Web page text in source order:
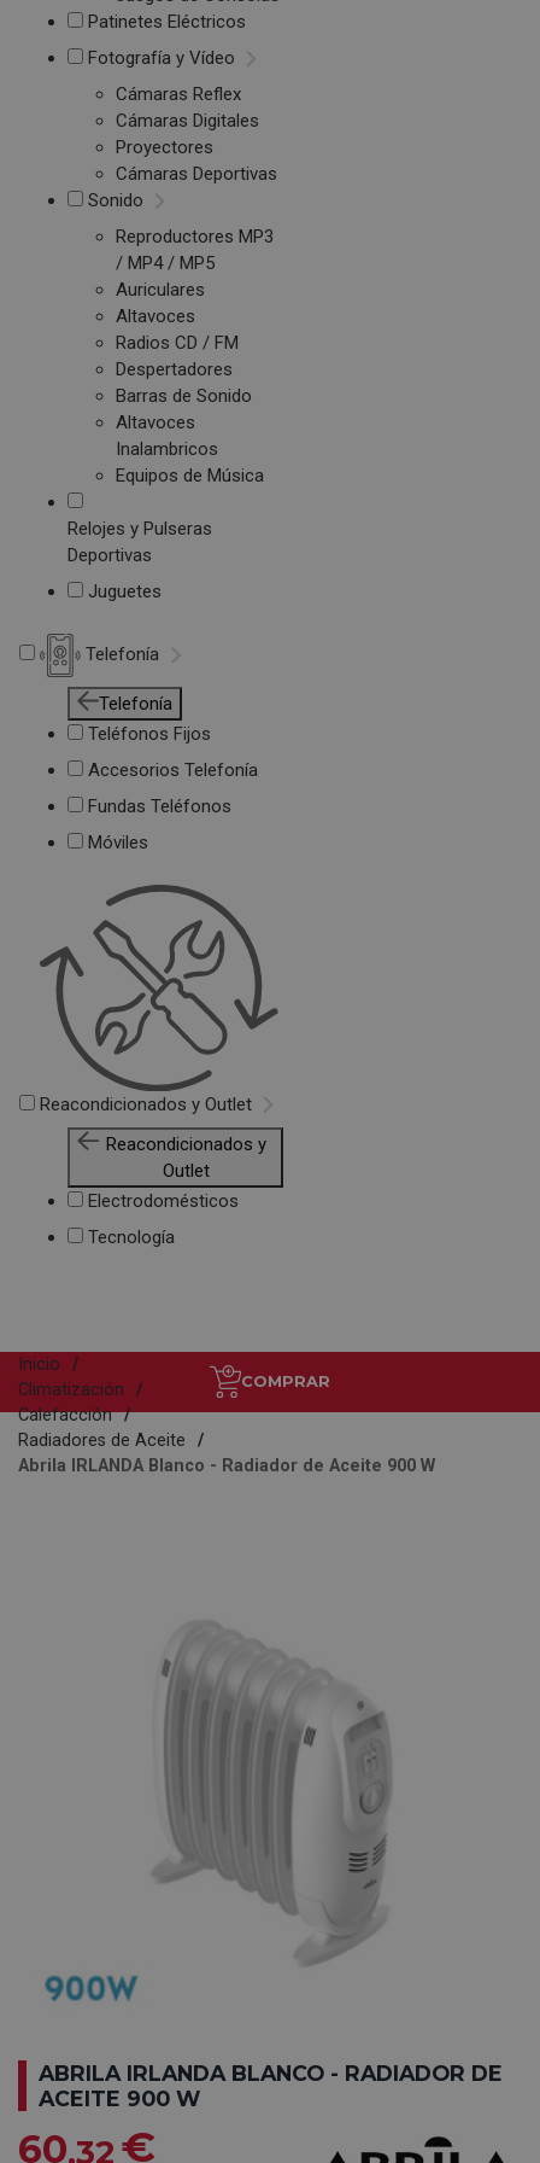
Patinetes Eléctricos
Fotografía y Vídeo
Cámaras Reflex
Cámaras Digitales
Proyectores
Cámaras Deportivas
Sonido
Reproductores MP3
/ MP4 / MP5
Auriculares
Altavoces
Radios CD / FM
Despertadores
Barras de Sonido
Altavoces
Inalambricos
Equipos de Música
Relojes y Pulseras
Deportivas
Juguetes
Telefonía
Telefonía
Teléfonos Fijos
Accesorios Telefonía
Fundas Teléfonos
Móviles
Reacondicionados y Outlet
Reacondicionados y
Outlet
Electrodomésticos
Tecnología
COMPRAR
Inicio
Climatización
Calefacción
Radiadores de Aceite
Abrila IRLANDA Blanco - Radiador de Aceite 900 W
ABRILA IRLANDA BLANCO - RADIADOR DE
ACEITE 900 W
60,32 €